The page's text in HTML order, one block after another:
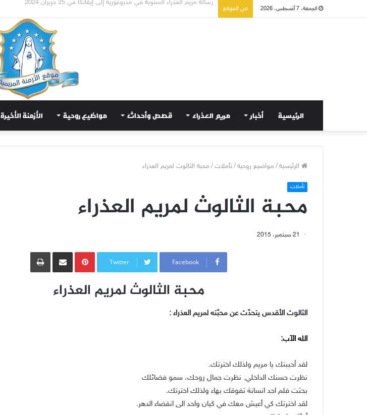
الجمعة، 7 أغسطس، 2026 من الموقع تسع أول سبوت بدل خمسة لتعويض قلب مريم الطاهر هذا ما يطلبه يسوع!
الرئيسية أخبار مريم العذراء قصص وأحداث مواضيع روحية الأزمنة الأخيرة
الرئيسية/ مواضيع روحية/تأملات/ محبة الثالوث لمريم العذراء
تأملات
محبة الثالوث لمريم العذراء
21 سبتمبر، 2015
Facebook
Twitter
Pinterestمشاركة عبر البريد طباعة
محبة الثالوث لمريم العذراء
الثالوث الأقدس يتحدّث عن محبّته لمريم العذراء :
الله الآب:
لقد أحببتك يا مريم ولذلك اخترتك.
نظرت حسنك الداخلي. نظرت جمال روحك، سمو فضائلك
بحثت فلم اجد انسانة تفوقك بهاء ولذلك اخترتك.
لقد اخترتك كي أعيش معك في كيان واحد الى انقضاء الدهر.